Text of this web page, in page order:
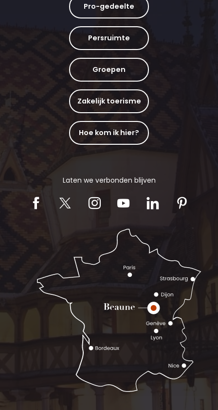
Pro-gedeelte
Persruimte
Groepen
Zakelijk toerisme
Hoe kom ik hier?
Laten we verbonden blijven